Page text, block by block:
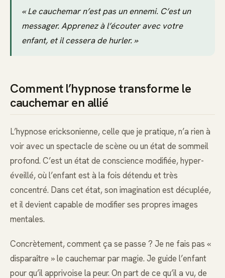
« Le cauchemar n’est pas un ennemi. C’est un
messager. Apprenez à l’écouter avec votre
enfant, et il cessera de hurler. »
Comment l’hypnose transforme le
cauchemar en allié
L’hypnose ericksonienne, celle que je pratique, n’a rien à
voir avec un spectacle de scène ou un état de sommeil
profond. C’est un état de conscience modifiée, hyper-
éveillé, où l’enfant est à la fois détendu et très
concentré. Dans cet état, son imagination est décuplée,
et il devient capable de modifier ses propres images
mentales.
Concrètement, comment ça se passe ? Je ne fais pas «
disparaître » le cauchemar par magie. Je guide l’enfant
pour qu’il apprivoise la peur. On part de ce qu’il a vu, de